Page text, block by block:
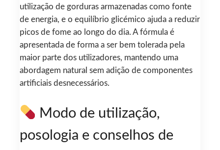
utilização de gorduras armazenadas como fonte
de energia, e o equilíbrio glicémico ajuda a reduzir
picos de fome ao longo do dia. A fórmula é
apresentada de forma a ser bem tolerada pela
maior parte dos utilizadores, mantendo uma
abordagem natural sem adição de componentes
artificiais desnecessários.
Modo de utilização,
posologia e conselhos de